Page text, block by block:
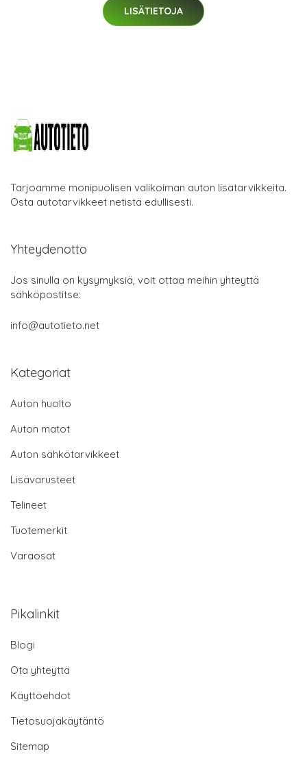
LISÄTIETOJA
Tarjoamme monipuolisen valikoiman auton lisätarvikkeita.
Osta autotarvikkeet netistä edullisesti.
Yhteydenotto
Jos sinulla on kysymyksiä, voit ottaa meihin yhteyttä
sähköpostitse:
info@autotieto.net
Kategoriat
Auton huolto
Auton matot
Auton sähkötarvikkeet
Lisävarusteet
Telineet
Tuotemerkit
Varaosat
Pikalinkit
Blogi
Ota yhteyttä
Käyttöehdot
Tietosuojakäytäntö
Sitemap